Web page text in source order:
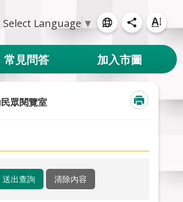
Select Language ▼
常見問答 加入市圖
眾閱覽室